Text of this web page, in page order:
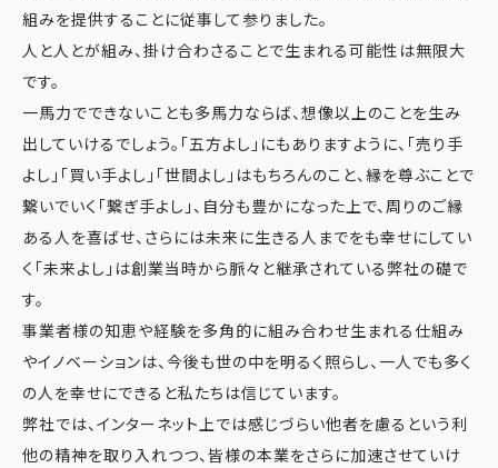
組みを提供することに従事して参りました。
人と人とが組み、掛け合わさることで生まれる可能性は無限大
です。
一馬力でできないことも多馬力ならば、想像以上のことを生み
出していけるでしょう。「五方よし」にもありますように、「売り手
よし」「買い手よし」「世間よし」はもちろんのこと、縁を尊ぶことで
繋いでいく「繋ぎ手よし」、自分も豊かになった上で、周りのご縁
ある人を喜ばせ、さらには未来に生きる人までをも幸せにしてい
く「未来よし」は創業当時から脈々と継承されている弊社の礎で
す。
事業者様の知恵や経験を多角的に組み合わせ生まれる仕組み
やイノベーションは、今後も世の中を明るく照らし、一人でも多く
の人を幸せにできると私たちは信じています。
弊社では、インターネット上では感じづらい他者を慮るという利
他の精神を取り入れつつ、皆様の本業をさらに加速させていけ